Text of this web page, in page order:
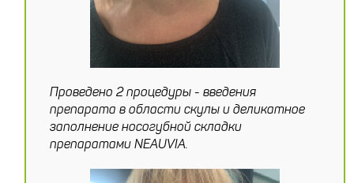
Проведено 2 процедуры - введения
препарата в области скулы и деликатное
заполнение носогубной складки
препаратами NEAUVIA.